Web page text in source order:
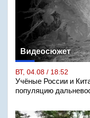
Видеосюжет
ВТ, 04.08 / 18:52
Учёные России и
популяцию